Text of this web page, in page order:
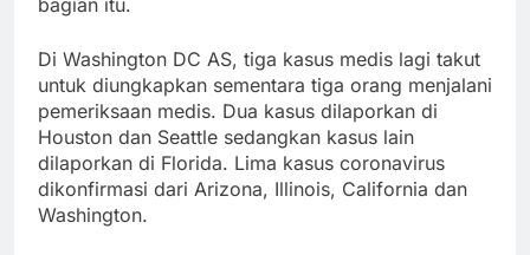
Di Washington DC AS, tiga kasus medis lagi takut
untuk diungkapkan sementara tiga orang menjalani
pemeriksaan medis. Dua kasus dilaporkan di
Houston dan Seattle sedangkan kasus lain
dilaporkan di Florida. Lima kasus coronavirus
dikonfirmasi dari Arizona, Illinois, California dan
Washington.